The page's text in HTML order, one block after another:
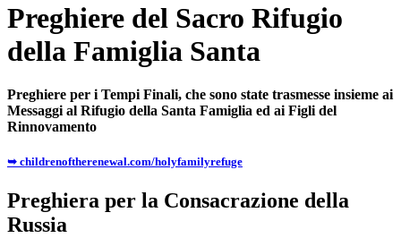
Preghiere del Sacro Rifugio
della Famiglia Santa
Preghiere per i Tempi Finali, che sono state trasmesse insieme ai
Messaggi al Rifugio della Santa Famiglia ed ai Figli del
Rinnovamento
➥ childrenoftherenewal.com/holyfamilyrefuge
Preghiera per la Consacrazione della
Russia